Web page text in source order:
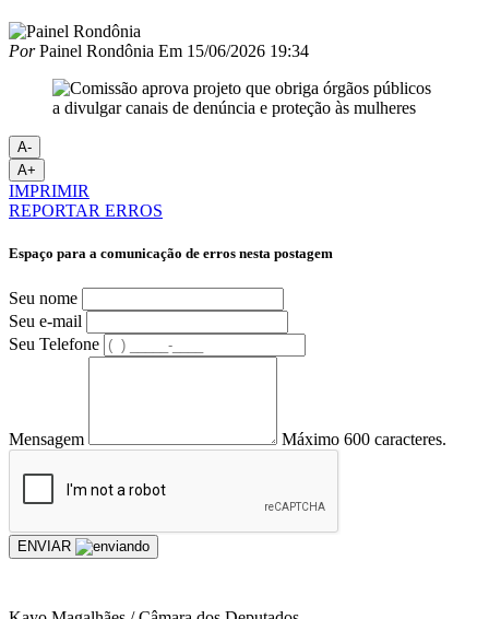
PorPainel Rondônia Em 15/06/2026 19:34
A-
A+
IMPRIMIR
REPORTAR ERROS
Espaço para a comunicação de erros nesta postagem
Seu nome
Seu e-mail
Seu Telefone
Mensagem Máximo 600 caracteres.
ENVIAR